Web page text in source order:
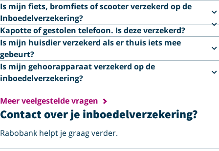
Is mijn fiets, bromfiets of scooter verzekerd op de
Inboedelverzekering?
Kapotte of gestolen telefoon. Is deze verzekerd?
Is mijn huisdier verzekerd als er thuis iets mee
gebeurt?
Is mijn gehoorapparaat verzekerd op de
inboedelverzekering?
Meer veelgestelde vragen
Contact over je inboedelverzekering?
Rabobank helpt je graag verder.